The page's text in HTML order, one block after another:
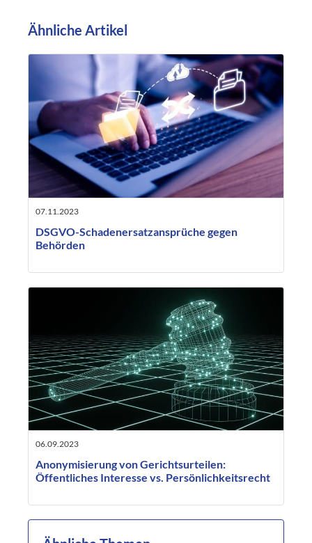
Ähnliche Artikel
07.11.2023
DSGVO-Schadenersatzansprüche gegen
Behörden
06.09.2023
Anonymisierung von Gerichtsurteilen:
Öffentliches Interesse vs. Persönlichkeitsrecht